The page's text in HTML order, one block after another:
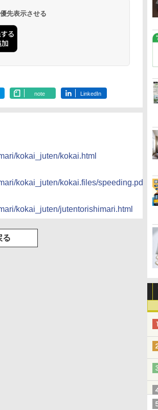
11,200円～
5,450円～
ンド東京有明
6,070円～
5,200円～ 4,290円～
先表示させる
note LinkedIn
kokai_juten/kokai.html
kokai_juten/kokai.files/speeding.pdf
kokai_juten/jutentorishimari.html
る